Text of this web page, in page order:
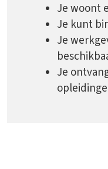
Je woont
Je kunt
Je
Je